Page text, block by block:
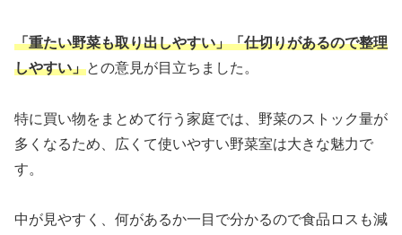
「重たい野菜も取り出しやすい」「仕切りがあるので整理
しやすい」との意見が目立ちました。
特に買い物をまとめて行う家庭では、野菜のストック量が
多くなるため、広くて使いやすい野菜室は大きな魅力で
す。
中が見やすく、何があるか一目で分かるので食品ロスも減